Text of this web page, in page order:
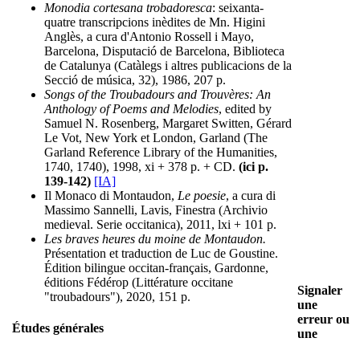
Monodia cortesana trobadoresca: seixanta-
quatre transcripcions inèdites de Mn. Higini
Anglès, a cura d'Antonio Rossell i Mayo,
Barcelona, Disputació de Barcelona, Biblioteca
de Catalunya (Catàlegs i altres publicacions de la
Secció de música, 32), 1986, 207 p.
Songs of the Troubadours and Trouvères: An
Anthology of Poems and Melodies, edited by
Samuel N. Rosenberg, Margaret Switten, Gérard
Le Vot, New York et London, Garland (The
Garland Reference Library of the Humanities,
1740, 1740), 1998, xi + 378 p. + CD. (ici p.
139-142) [IA]
Il Monaco di Montaudon, Le poesie, a cura di
Massimo Sannelli, Lavis, Finestra (Archivio
medieval. Serie occitanica), 2011, lxi + 101 p.
Les braves heures du moine de Montaudon.
Présentation et traduction de Luc de Goustine.
Édition bilingue occitan-français, Gardonne,
éditions Fédérop (Littérature occitane
"troubadours"), 2020, 151 p.
Études générales
Signaler
une
erreur ou
une